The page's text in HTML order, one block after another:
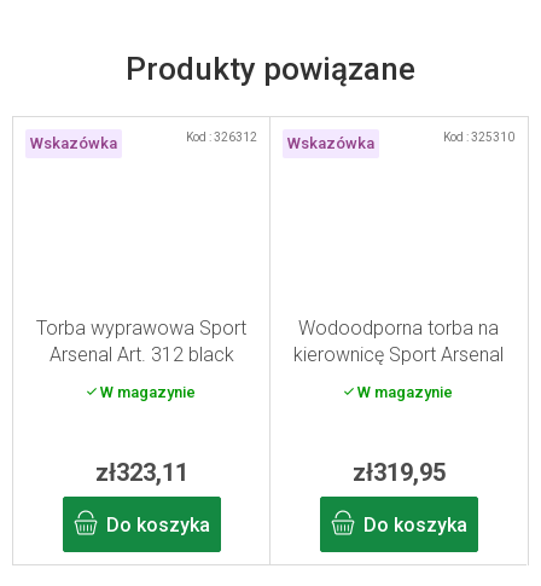
Produkty powiązane
Wskazówka
Torba wyprawowa Sport
Arsenal Art. 312 black
W magazynie
zł323,11
Do koszyka
Kod :326312 Wskazówka
Wodoodporna torba na
kierownicę Sport Arsenal
Art. 310
W magazynie
zł319,95
Do koszyka
Kod :325310